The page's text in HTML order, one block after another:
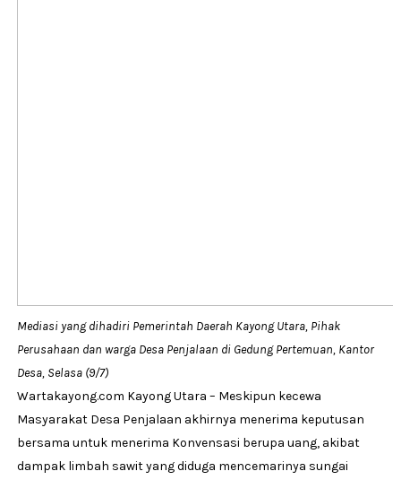
Mediasi yang dihadiri Pemerintah Daerah Kayong Utara, Pihak
Perusahaan dan warga Desa Penjalaan di Gedung Pertemuan, Kantor
Desa, Selasa (9/7)
Wartakayong.com Kayong Utara – Meskipun kecewa
Masyarakat Desa Penjalaan akhirnya menerima keputusan
bersama untuk menerima Konvensasi berupa uang, akibat
dampak limbah sawit yang diduga mencemarinya sungai